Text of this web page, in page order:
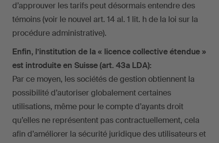
d’approuver les tarifs peut désormais entendre des
témoins (voir le nouvel art. 14 al. 1 lit. h de la loi sur la
procédure administrative).
Enfin, l’institution de la « licence collective étendue »
est introduite en Suisse (art. 43a LDA):
Par ce moyen, les sociétés de gestion obtiennent la
possibilité d’autoriser globalement certaines
utilisations, même pour le compte d’ayants droit
qu’elles ne représentent pas contractuellement, cela
afin d’améliorer la sécurité juridique des utilisateurs et